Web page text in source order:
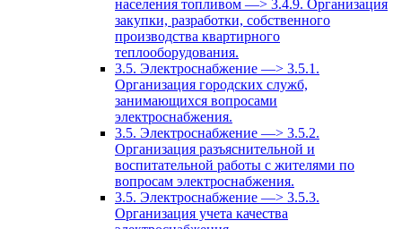
населения топливом —> 3.4.9. Организация
закупки, разработки, собственного
производства квартирного
теплооборудования.
3.5. Электроснабжение —> 3.5.1.
Организация городских служб,
занимающихся вопросами
электроснабжения.
3.5. Электроснабжение —> 3.5.2.
Организация разъяснительной и
воспитательной работы с жителями по
вопросам электроснабжения.
3.5. Электроснабжение —> 3.5.3.
Организация учета качества